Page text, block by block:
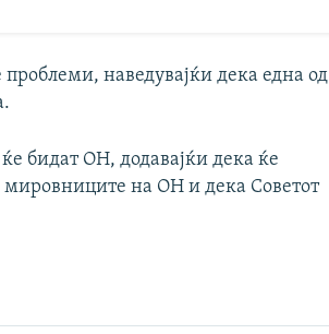
проблеми, наведувајќи дека една од
бидат ОН, додавајќи дека ќе
мировниците на ОН и дека Советот